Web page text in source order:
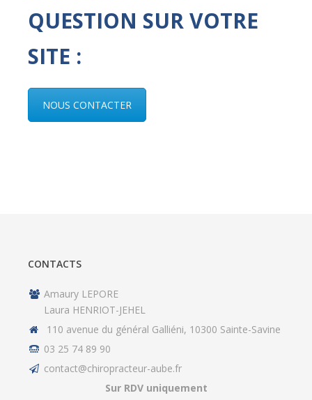
QUESTION SUR VOTRE
SITE :
NOUS CONTACTER
CONTACTS
Amaury LEPORE
Laura HENRIOT-JEHEL
110 avenue du général Galliéni, 10300 Sainte-Savine
03 25 74 89 90
contact@chiropracteur-aube.fr
Sur RDV uniquement